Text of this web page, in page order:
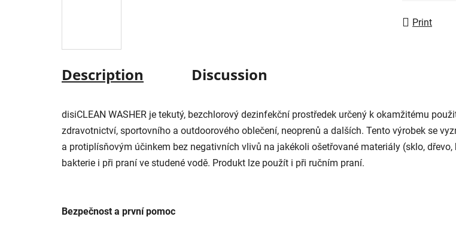
Print
Description Discussion
disiCLEAN WASHER je tekutý, bezchlorový dezinfekční prostředek určený k okamžitému
zdravotnictví, sportovního a outdoorového oblečení, neoprenů a dalších. Tento výrobek se
a protiplísňovým účinkem bez negativních vlivů na jakékoli ošetřované materiály (sklo,
bakterie i při praní ve studené vodě. Produkt lze použít i při ručním praní.
Bezpečnost a první pomoc